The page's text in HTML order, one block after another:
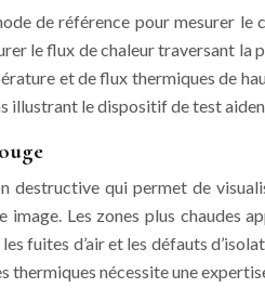
de référence pour mesurer
le flux de chaleur traversant
et de flux thermiques de
illustrant le dispositif de test
destructive qui permet de
Les zones plus chaudes
fuites d’air et les défauts
thermiques nécessite une